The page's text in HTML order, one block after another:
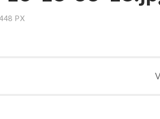
PX